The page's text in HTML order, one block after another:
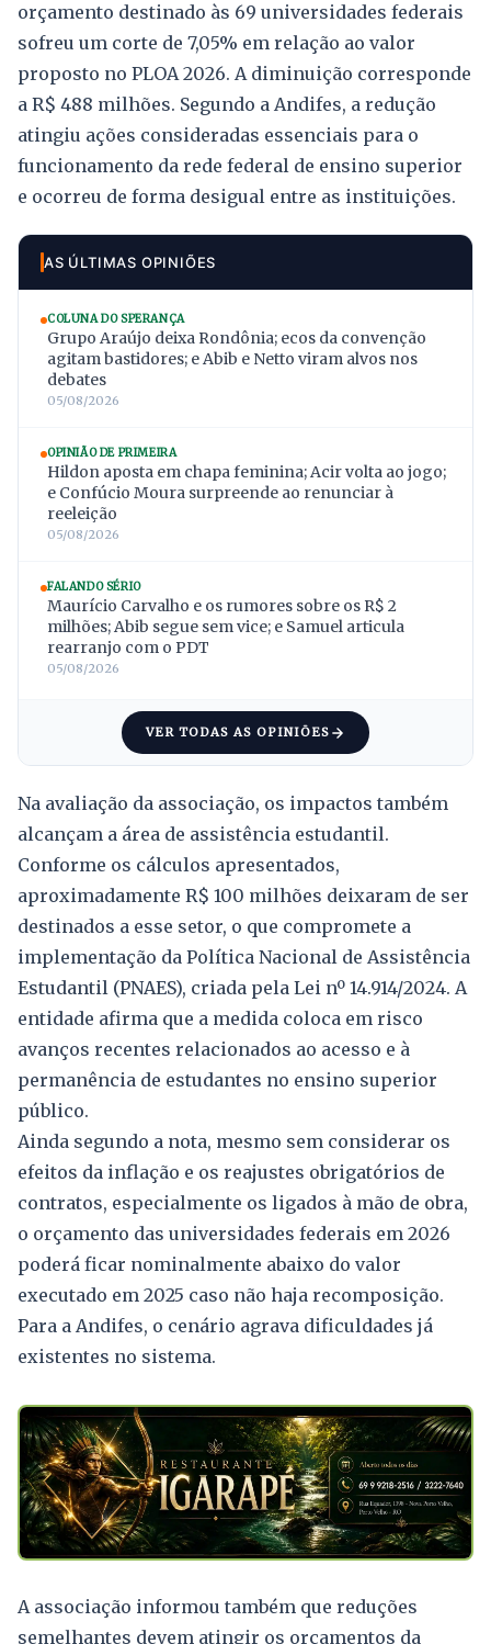
orçamento destinado às 69 universidades federais
sofreu um corte de 7,05% em relação ao valor
proposto no PLOA 2026. A diminuição corresponde
a R$ 488 milhões. Segundo a Andifes, a redução
atingiu ações consideradas essenciais para o
funcionamento da rede federal de ensino superior
e ocorreu de forma desigual entre as instituições.
AS ÚLTIMAS OPINIÕES
COLUNA DO SPERANÇA
Grupo Araújo deixa Rondônia; ecos da convenção
agitam bastidores; e Abib e Netto viram alvos nos
debates
05/08/2026
OPINIÃO DE PRIMEIRA
Hildon aposta em chapa feminina; Acir volta ao jogo;
e Confúcio Moura surpreende ao renunciar à
reeleição
05/08/2026
FALANDO SÉRIO
Maurício Carvalho e os rumores sobre os R$ 2
milhões; Abib segue sem vice; e Samuel articula
rearranjo com o PDT
05/08/2026
VER TODAS AS OPINIÕES
Na avaliação da associação, os impactos também
alcançam a área de assistência estudantil.
Conforme os cálculos apresentados,
aproximadamente R$ 100 milhões deixaram de ser
destinados a esse setor, o que compromete a
implementação da Política Nacional de Assistência
Estudantil (PNAES), criada pela Lei nº 14.914/2024. A
entidade afirma que a medida coloca em risco
avanços recentes relacionados ao acesso e à
permanência de estudantes no ensino superior
público.
Ainda segundo a nota, mesmo sem considerar os
efeitos da inflação e os reajustes obrigatórios de
contratos, especialmente os ligados à mão de obra,
o orçamento das universidades federais em 2026
poderá ficar nominalmente abaixo do valor
executado em 2025 caso não haja recomposição.
Para a Andifes, o cenário agrava dificuldades já
existentes no sistema.
A associação informou também que reduções
semelhantes devem atingir os orçamentos da